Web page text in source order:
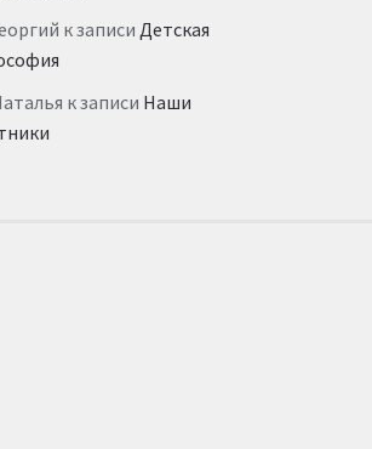
к записи Детская
к записи Наши